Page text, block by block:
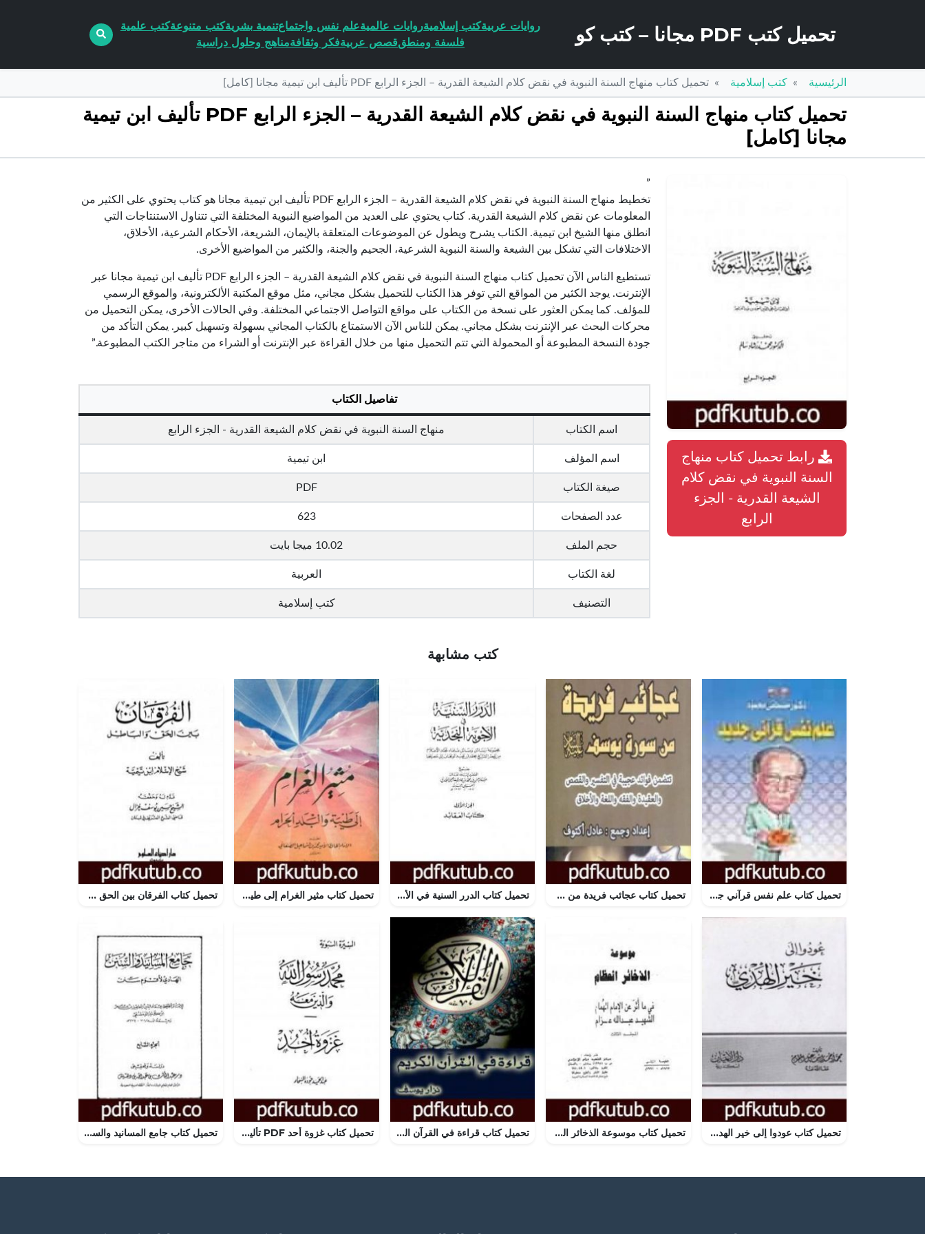
تحميل كتب PDF مجانا – كتب كو روايات عربيةكتب إسلاميةروايات عالميةعلم نفس واجتماعتنمية بشريةكتب متنوعةكتب علمية
فلسفة ومنطققصص عربيةفكر وثقافةمناهج وحلول دراسية
الرئيسية كتب إسلامية تحميل كتاب منهاج السنة النبوية في نقض كلام الشيعة القدرية – الجزء الرابع PDF تأليف ابن تيمية مجانا [كامل]
تحميل كتاب منهاج السنة النبوية في نقض كلام الشيعة القدرية – الجزء الرابع PDF تأليف ابن تيمية
مجانا [كامل]
رابط تحميل كتاب منهاج
السنة النبوية في نقض كلام
الشيعة القدرية - الجزء
الرابع
”
تخطيط منهاج السنة النبوية في نقض كلام الشيعة القدرية – الجزء الرابع PDF تأليف ابن تيمية مجانا هو كتاب يحتوي على الكثير من
المعلومات عن نقض كلام الشيعة القدرية. كتاب يحتوي على العديد من المواضيع النبوية المختلفة التي تتناول الاستنتاجات التي
انطلق منها الشيخ ابن تيمية. الكتاب يشرح ويطول عن الموضوعات المتعلقة بالإيمان، الشريعة، الأحكام الشرعية، الأخلاق،
الاختلافات التي تشكل بين الشيعة والسنة النبوية الشرعية، الجحيم والجنة، والكثير من المواضيع الأخرى.
تستطيع الناس الآن تحميل كتاب منهاج السنة النبوية في نقض كلام الشيعة القدرية – الجزء الرابع PDF تأليف ابن تيمية مجانا عبر
الإنترنت. يوجد الكثير من المواقع التي توفر هذا الكتاب للتحميل بشكل مجاني، مثل موقع المكتبة الألكترونية، والموقع الرسمي
للمؤلف. كما يمكن العثور على نسخة من الكتاب على مواقع التواصل الاجتماعي المختلفة. وفي الحالات الأخرى، يمكن التحميل من
محركات البحث عبر الإنترنت بشكل مجاني. يمكن للناس الآن الاستمتاع بالكتاب المجاني بسهولة وتسهيل كبير. يمكن التأكد من
جودة النسخة المطبوعة أو المحمولة التي تتم التحميل منها من خلال القراءة عبر الإنترنت أو الشراء من متاجر الكتب المطبوعة.”
تفاصيل الكتاب
اسم الكتاب منهاج السنة النبوية في نقض كلام الشيعة القدرية - الجزء الرابع
اسم المؤلف ابن تيمية
صيغة الكتاب PDF
عدد الصفحات 623
حجم الملف 10.02 ميجا بايت
لغة الكتاب العربية
التصنيف كتب إسلامية
كتب مشابهة
تحميل كتاب علم نفس قرآني جديد PDF تأليف مصطفى محمود مجانا [كامل] تحميل كتاب عجائب فريدة من سورة يوسف عليه السلام PDF تأليف أكتوف عادل مجانا [كامل] تحميل كتاب الدرر السنية في الأجوبة النجدية – المجلد الأول PDF تأليف نخبة من العلماء مجانا [كامل] تحميل كتاب مثير الغرام إلى طيبة والبلد الحرام PDF تأليف محمد بن إسماعيل الأمير الصنعاني مجانا [كامل] تحميل كتاب الفرقان بين الحق والباطل – ت: غزال PDF تأليف ابن تيمية مجانا [كامل]
تحميل كتاب عودوا إلى خير الهدي PDF تأليف محمد أحمد إسماعيل المقدم مجانا [كامل] تحميل كتاب موسوعة الذخائر العظام في ما أثر عن الامام الهمام الشهيد عبد الله عزام – المجلد الثالث PDF تأليف عبد الله عزام مجانا [كامل] تحميل كتاب قراءة في القرآن الكريم PDF تأليف نزار يوسف مجانا [كامل] تحميل كتاب غزوة أحد PDF تأليف عبد الحميد جودة السحار مجانا [كامل] تحميل كتاب جامع المسانيد والسنن الهادي لأقوم سنن – الجزء السابع PDF تأليف ابن كثير مجانا [كامل]